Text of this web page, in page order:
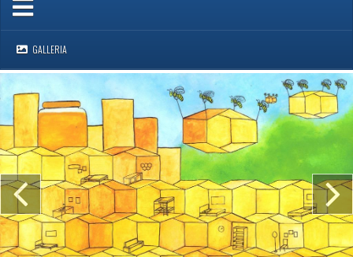
GALLERIA